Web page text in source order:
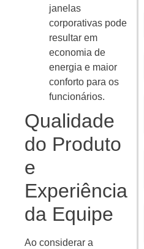
janelas
corporativas pode
resultar em
economia de
energia e maior
conforto para os
funcionários.
Qualidade
do Produto
e
Experiência
da Equipe
Ao considerar a